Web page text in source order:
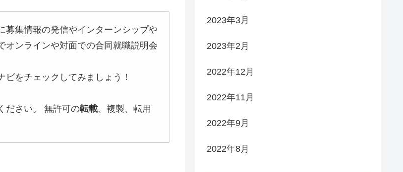
募集情報の発信やインターンシップや
オンラインや対面での合同就職説明会
をチェックしてみましょう！
ださい。 無許可の転載、複製、転用
2023年3月
2023年2月
2022年12月
2022年11月
2022年9月
2022年8月